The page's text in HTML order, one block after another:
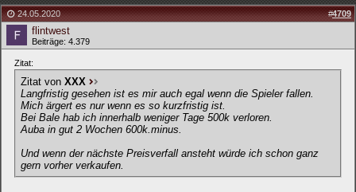
24.05.2020 #4709
flintwest
Beiträge: 4.379
Zitat:
Zitat von XXX
Langfristig gesehen ist es mir auch egal wenn die Spieler fallen.
Mich ärgert es nur wenn es so kurzfristig ist.
Bei Bale hab ich innerhalb weniger Tage 500k verloren.
Auba in gut 2 Wochen 600k.minus.
Und wenn der nächste Preisverfall ansteht würde ich schon ganz
gern vorher verkaufen.